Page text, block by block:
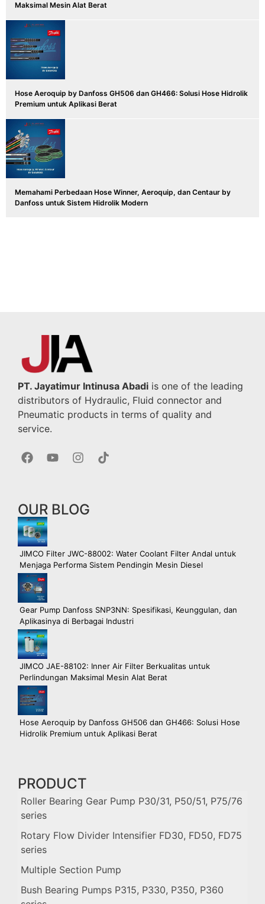
Maksimal Mesin Alat Berat
Hose Aeroquip by Danfoss GH506 dan GH466: Solusi Hose Hidrolik
Premium untuk Aplikasi Berat
Memahami Perbedaan Hose Winner, Aeroquip, dan Centaur by
Danfoss untuk Sistem Hidrolik Modern
PT. Jayatimur Intinusa Abadi is one of the leading
distributors of Hydraulic, Fluid connector and
Pneumatic products in terms of quality and
service.
OUR BLOG
JIMCO Filter JWC-88002: Water Coolant Filter Andal untuk
Menjaga Performa Sistem Pendingin Mesin Diesel
Gear Pump Danfoss SNP3NN: Spesifikasi, Keunggulan, dan
Aplikasinya di Berbagai Industri
JIMCO JAE-88102: Inner Air Filter Berkualitas untuk
Perlindungan Maksimal Mesin Alat Berat
Hose Aeroquip by Danfoss GH506 dan GH466: Solusi Hose
Hidrolik Premium untuk Aplikasi Berat
PRODUCT
Roller Bearing Gear Pump P30/31, P50/51, P75/76
series
Rotary Flow Divider Intensifier FD30, FD50, FD75
series
Multiple Section Pump
Bush Bearing Pumps P315, P330, P350, P360